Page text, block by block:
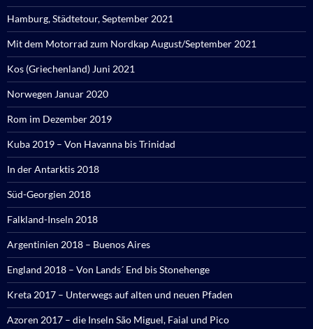
Hamburg, Städtetour, September 2021
Mit dem Motorrad zum Nordkap August/September 2021
Kos (Griechenland) Juni 2021
Norwegen Januar 2020
Rom im Dezember 2019
Kuba 2019 – Von Havanna bis Trinidad
In der Antarktis 2018
Süd-Georgien 2018
Falkland-Inseln 2018
Argentinien 2018 – Buenos Aires
England 2018 – Von Lands´ End bis Stonehenge
Kreta 2017 – Unterwegs auf alten und neuen Pfaden
Azoren 2017 – die Inseln São Miguel, Faial und Pico